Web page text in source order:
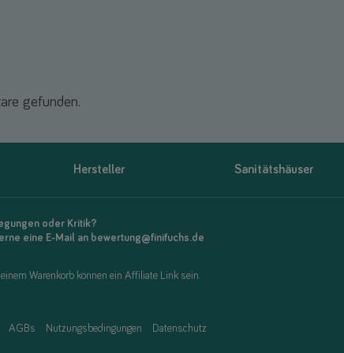
gefunden.
Hersteller Sanitätshäuser
oder Kritik?
eine E-Mail an bewertung@finifuchs.de
Warenkorb können ein Affiliate Link sein.
AGBs Nutzungsbedingungen Datenschutz